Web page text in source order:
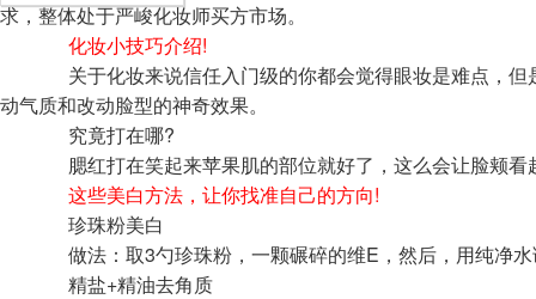
求，整体处于严峻化妆师买方市场。
化妆小技巧介绍!
关于化妆来说信任入门级的你都会觉得眼妆是难点，但
动气质和改动脸型的神奇效果。
究竟打在哪?
腮红打在笑起来苹果肌的部位就好了，这么会让脸颊看
这些美白方法，让你找准自己的方向!
珍珠粉美白
做法：取3勺珍珠粉，一颗碾碎的维E，然后，用纯净水
精盐+精油去角质